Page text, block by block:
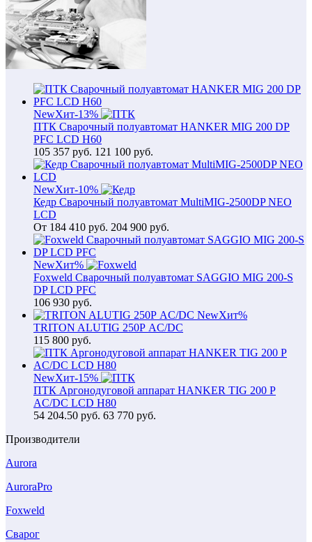
NewХит-13%
ПТК Сварочный полуавтомат HANKER MIG 200 DP
PFC LCD H60
105 357 руб. 121 100 руб.
NewХит-10%
Кедр Сварочный полуавтомат MultiMIG-2500DP NEO
LCD
От 184 410 руб. 204 900 руб.
NewХит%
Foxweld Сварочный полуавтомат SAGGIO MIG 200-S
DP LCD PFC
106 930 руб.
NewХит%
TRITON ALUTIG 250Р AC/DC
115 800 руб.
NewХит-15%
ПТК Аргонодуговой аппарат HANKER TIG 200 P
AC/DC LCD H80
54 204.50 руб. 63 770 руб.
Производители
Aurora
AuroraPro
Foxweld
Сварог